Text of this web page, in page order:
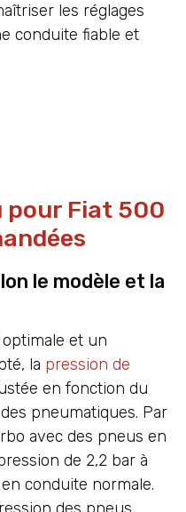
les réglages
conduite fiable et
pour Fiat 500
le modèle et la
et un
la pression de
en fonction du
pneumatiques. Par
avec des pneus en
de 2,2 bar à
en conduite normale.